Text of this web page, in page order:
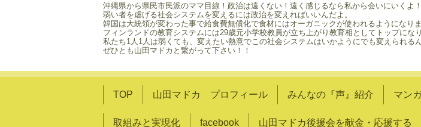
沖縄県から県民市民派のママ目線！政治は遠くない！遠く感じるなら私から会いにいくよ！
弱い者を虐げる社会システムを変えるには政治を変えればいいんだよ。
韓国は大統領が変わった事で給食費無償化で食材にはオーガニックが使われるようになりま
フィンランドの教育システムには29歳元小学校教員が立ち上がり教育相としてトップにな
私たち1人1人は弱くても、変えたい熱意でこの社会システムはいかようにでも変えられる
ぜひとも山田マドカと繋がって下さい！！
TOP 山田マドカ プロフィール みんなの『声』紹介 マン
取組みと実現化 facebook 山田マドカ後援会を献金・応援する